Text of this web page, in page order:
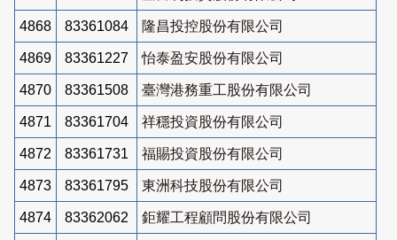
4868 83361084 隆昌投控股份有限公司
4869 83361227 怡泰盈安股份有限公司
4870 83361508 臺灣港務重工股份有限公司
4871 83361704 祥穩投資股份有限公司
4872 83361731 福賜投資股份有限公司
4873 83361795 東洲科技股份有限公司
4874 83362062 鉅耀工程顧問股份有限公司